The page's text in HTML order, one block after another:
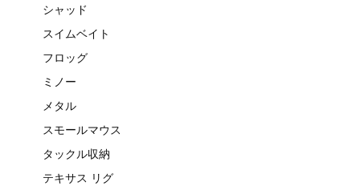
シャッド
スイムベイト
フロッグ
ミノー
メタル
スモールマウス
タックル収納
テキサス リグ